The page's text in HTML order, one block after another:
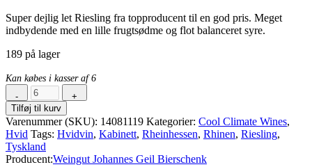
Super dejlig let Riesling fra topproducent til en god pris. Meget
indbydende med en lille frugtsødme og flot balanceret syre.
189 på lager
Kan købes i kasser af 6
-
Johann
Geil
Riesling
Kabinett
2022
antal
+
Tilføj til kurv
Varenummer (SKU): 14081119 Kategorier: Cool Climate Wines,
Hvid Tags: Hvidvin, Kabinett, Rheinhessen, Rhinen, Riesling,
Tyskland
Producent:Weingut Johannes Geil Bierschenk